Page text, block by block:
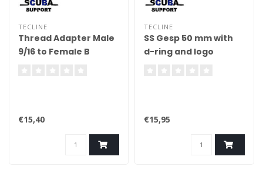
TECLINE
Thread Adapter Male
9/16 to Female B
€15,40
TECLINE
SS Gesp 50 mm with
d-ring and logo
€15,95